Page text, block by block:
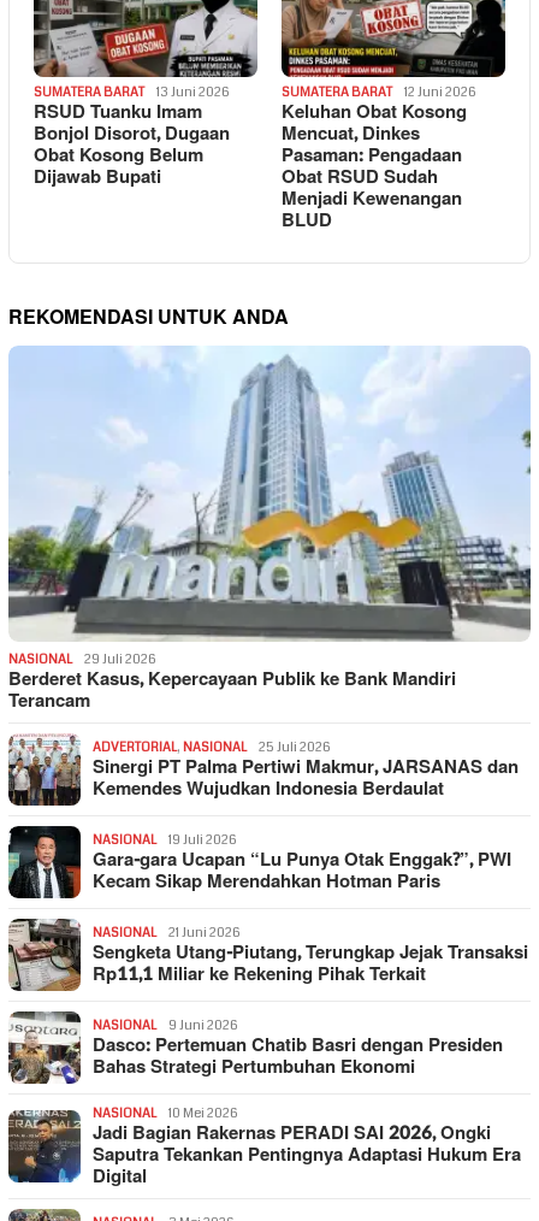
SUMATERA BARAT 13 Juni 2026
RSUD Tuanku Imam
Bonjol Disorot, Dugaan
Obat Kosong Belum
Dijawab Bupati
SUMATERA BARAT 12 Juni 2026
Keluhan Obat Kosong
Mencuat, Dinkes
Pasaman: Pengadaan
Obat RSUD Sudah
Menjadi Kewenangan
BLUD
REKOMENDASI UNTUK ANDA
NASIONAL 29 Juli 2026
Berderet Kasus, Kepercayaan Publik ke Bank Mandiri
Terancam
ADVERTORIAL, NASIONAL 25 Juli 2026
Sinergi PT Palma Pertiwi Makmur, JARSANAS dan
Kemendes Wujudkan Indonesia Berdaulat
NASIONAL 19 Juli 2026
Gara-gara Ucapan “Lu Punya Otak Enggak?”, PWI
Kecam Sikap Merendahkan Hotman Paris
NASIONAL 21 Juni 2026
Sengketa Utang-Piutang, Terungkap Jejak Transaksi
Rp11,1 Miliar ke Rekening Pihak Terkait
NASIONAL 9 Juni 2026
Dasco: Pertemuan Chatib Basri dengan Presiden
Bahas Strategi Pertumbuhan Ekonomi
NASIONAL 10 Mei 2026
Jadi Bagian Rakernas PERADI SAI 2026, Ongki
Saputra Tekankan Pentingnya Adaptasi Hukum Era
Digital